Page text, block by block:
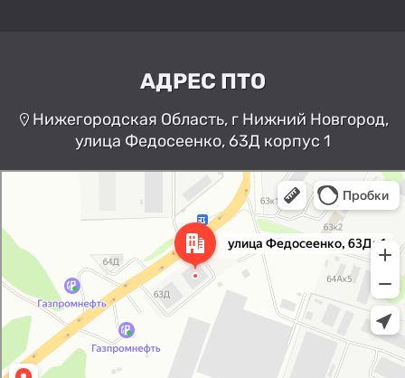
АДРЕС ПТО
Нижегородская Область, г Нижний Новгород,
улица Федосеенко, 63Д корпус 1
Нижний Новгород
Улица Федосеенко, 63Дк1 —
Яндекс Карты